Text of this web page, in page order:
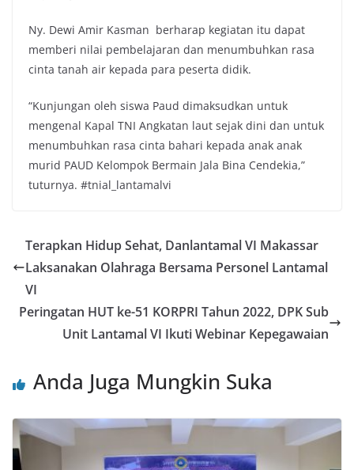
Ny. Dewi Amir Kasman berharap kegiatan itu dapat
memberi nilai pembelajaran dan menumbuhkan rasa
cinta tanah air kepada para peserta didik.
“Kunjungan oleh siswa Paud dimaksudkan untuk
mengenal Kapal TNI Angkatan laut sejak dini dan untuk
menumbuhkan rasa cinta bahari kepada anak anak
murid PAUD Kelompok Bermain Jala Bina Cendekia,”
tuturnya. #tnial_lantamalvi
Terapkan Hidup Sehat, Danlantamal VI Makassar
Laksanakan Olahraga Bersama Personel Lantamal
VI
Peringatan HUT ke-51 KORPRI Tahun 2022, DPK Sub
Unit Lantamal VI Ikuti Webinar Kepegawaian
Anda Juga Mungkin Suka